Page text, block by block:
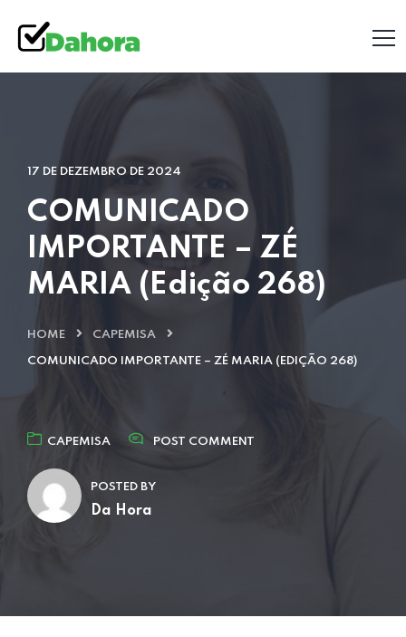
17 DE DEZEMBRO DE 2024
COMUNICADO
IMPORTANTE – ZÉ
MARIA (Edição 268)
HOME CAPEMISA
COMUNICADO IMPORTANTE – ZÉ MARIA (EDIÇÃO 268)
CAPEMISA POST COMMENT
POSTED BY
Da Hora